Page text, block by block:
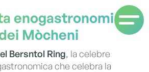
enogastronomica
Mòcheni
Bersntol Ring, la celebre
che celebra la